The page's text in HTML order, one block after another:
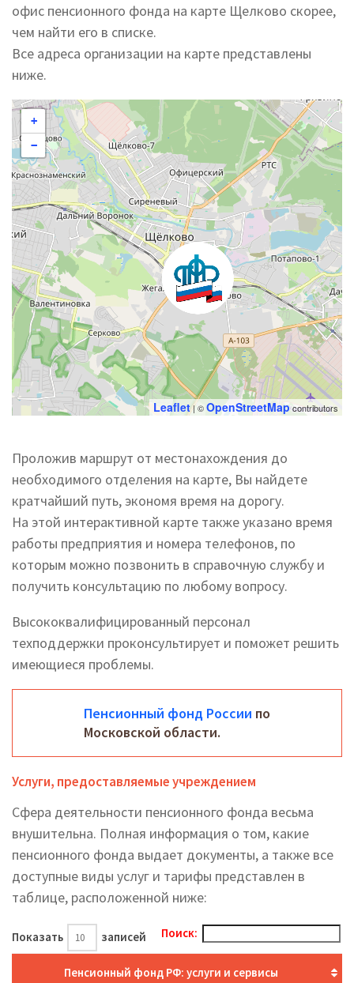
офис пенсионного фонда на карте Щелково скорее,
чем найти его в списке.
Все адреса организации на карте представлены
ниже.
+
−
Leaflet| ©OpenStreetMapcontributors
Проложив маршрут от местонахождения до
необходимого отделения на карте, Вы найдете
кратчайший путь, экономя время на дорогу.
На этой интерактивной карте также указано время
работы предприятия и номера телефонов, по
которым можно позвонить в справочную службу и
получить консультацию по любому вопросу.
Высококвалифицированный персонал
техподдержки проконсультирует и поможет решить
имеющиеся проблемы.
Пенсионный фонд России по
Московской области.
Услуги, предоставляемые учреждением
Сфера деятельности пенсионного фонда весьма
внушительна. Полная информация о том, какие
пенсионного фонда выдает документы, а также все
доступные виды услуг и тарифы представлен в
таблице, расположенной ниже:
Показать записей Поиск:
Пенсионный фонд РФ: услуги и сервисы